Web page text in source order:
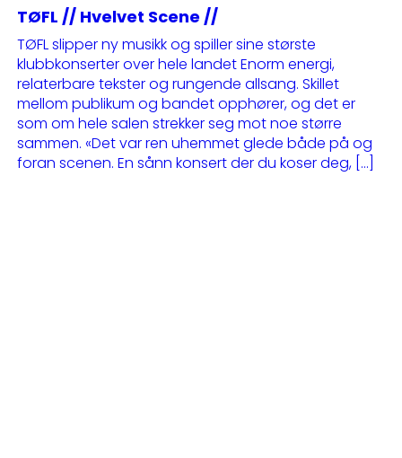
TØFL // Hvelvet Scene //
TØFL slipper ny musikk og spiller sine største
klubbkonserter over hele landet Enorm energi,
relaterbare tekster og rungende allsang. Skillet
mellom publikum og bandet opphører, og det er
som om hele salen strekker seg mot noe større
sammen. «Det var ren uhemmet glede både på og
foran scenen. En sånn konsert der du koser deg, […]